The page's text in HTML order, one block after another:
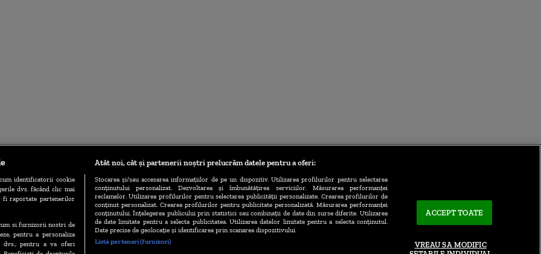
identificatorii cookie
dvs. făcând clic mai
fi raportate partenerilor
si furnizorii nostri de
pentru a personaliza
dvs., pentru a va oferi
Atât noi, cât și partenerii noștri prelucrăm datele pentru a oferi:
Stocarea și/sau accesarea informațiilor de pe un dispozitiv. Utilizarea profilurilor pentru selectarea
conținutului personalizat. Dezvoltarea și îmbunătățirea serviciilor. Măsurarea performanței
reclamelor. Utilizarea profilurilor pentru selectarea publicității personalizate. Crearea profilurilor de
conținut personalizat. Crearea profilurilor pentru publicitate personalizată. Măsurarea performanței
conținutului. Înțelegerea publicului prin statistici sau combinații de date din surse diferite. Utilizarea
de date limitate pentru a selecta publicitatea. Utilizarea datelor limitate pentru a selecta conținutul.
Date precise de geolocație și identificarea prin scanarea dispozitivului.
Listă parteneri (furnizori)
ACCEPT TOATE
VREAU SA MODIFIC